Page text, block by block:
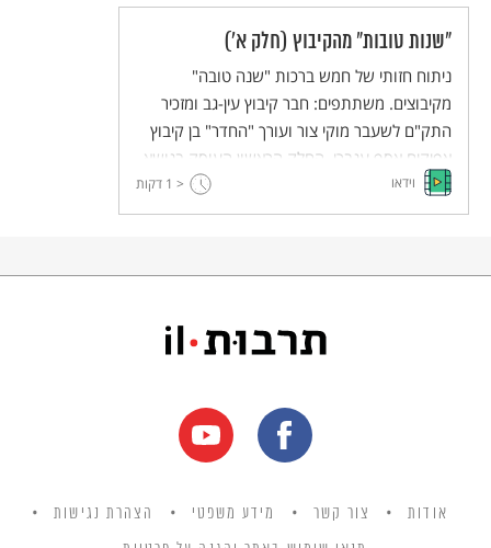
"שנות טובות" מהקיבוץ (חלק א')
ניתוח חזותי של חמש ברכות "שנה טובה"
מקיבוצים. משתתפים: חבר קיבוץ עין-גב ומזכיר
התק"ם לשעבר מוקי צור ועורך "החדר" בן קיבוץ
אפיקים אסף ענברי. החלק הראשון העוסק בנושא.
וידאו < 1 דקות
אודות צור קשר מידע משפטי הצהרת נגישות